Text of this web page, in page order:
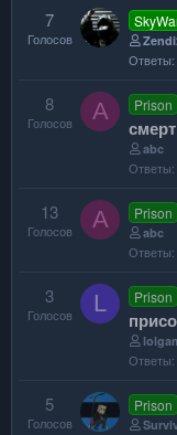
7
Голосов
Ответы
8
Голосов A Prison
abc
Ответы
13
Голосов A Prison
abc
Ответы
3
Голосов L Prison
Ответы
5
Голосов
Prison